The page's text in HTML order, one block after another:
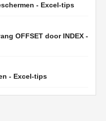
- Excel-tips
OFFSET door INDEX -
- Excel-tips